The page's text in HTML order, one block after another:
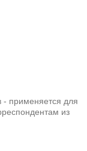
- применяется для
из